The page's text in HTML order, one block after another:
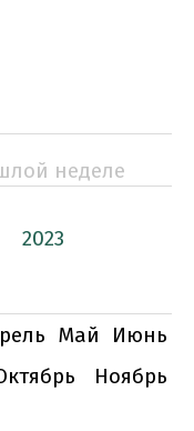
неделе
2023
Май
Июнь
Ноябрь